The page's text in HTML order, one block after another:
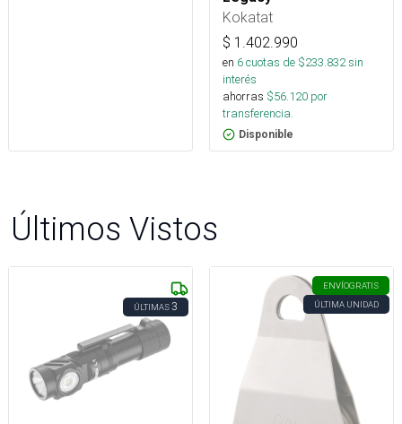
Kokatat
$ 1.402.990
en 6cuotas de $233.832sin
interés
ahorras $56.120 por
transferencia.
Disponible
Últimos Vistos
ÚLTIMAS3
ENVÍOGRATIS
ÚLTIMA UNIDAD